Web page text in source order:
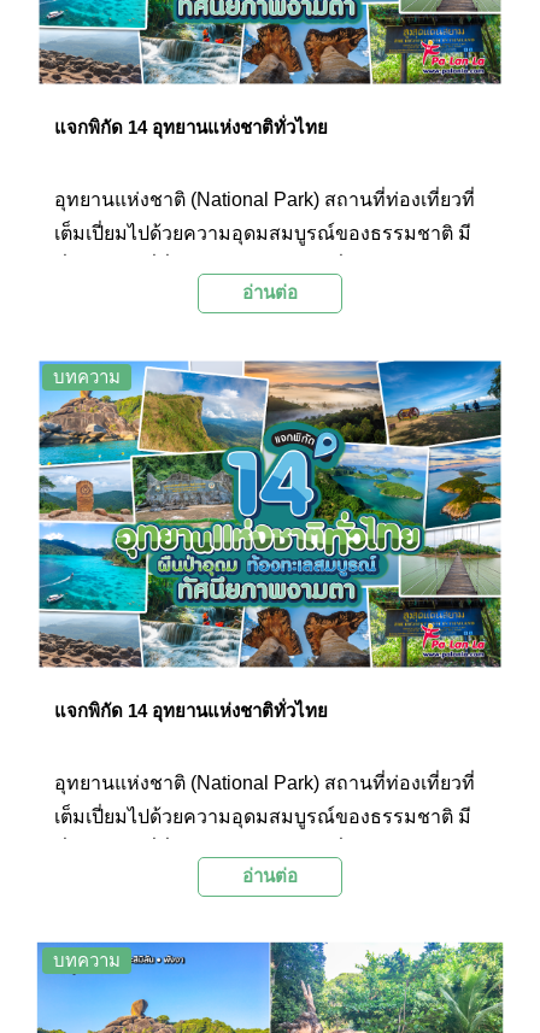
แจกพิกัด 14 อุทยานแห่งชาติทั่วไทย
อุทยานแห่งชาติ (National Park) สถานที่ท่องเที่ยวที่
เต็มเปี่ยมไปด้วยความอุดมสมบูรณ์ของธรรมชาติ มี
ไว้บริการในราคาย่อมเยา และยังมีจุดกางเต็นท์ให้นัก
เพลิดเพลิน ในวันนี้ palanla เลยจะมาบอกพิกัด 14
อุทยานแห่งชาติที่กระจายอยู่ทั่วภูมิภาค และมีชื่อ
เสียงเป็นอันดับต้นๆของประเทศไทย ไว้ให้นักท่อง
เที่ยวสายธรรมชาติตามไปเช็คอินกัน
อ่านต่อ
บทความ
แจกพิกัด 14 อุทยานแห่งชาติทั่วไทย
อุทยานแห่งชาติ (National Park) สถานที่ท่องเที่ยวที่
เต็มเปี่ยมไปด้วยความอุดมสมบูรณ์ของธรรมชาติ มี
ไว้บริการในราคาย่อมเยา และยังมีจุดกางเต็นท์ให้นัก
เพลิดเพลิน ในวันนี้ palanla เลยจะมาบอกพิกัด 14
อุทยานแห่งชาติที่กระจายอยู่ทั่วภูมิภาค และมีชื่อ
เสียงเป็นอันดับต้นๆของประเทศไทย ไว้ให้นักท่อง
อ่านต่อ
บทความ